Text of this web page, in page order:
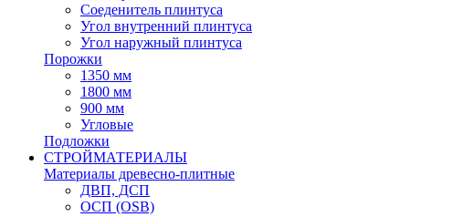
Соеденитель плинтуса
Угол внутренний плинтуса
Угол наружный плинтуса
Порожки
1350 мм
1800 мм
900 мм
Угловые
Подложки
СТРОЙМАТЕРИАЛЫ
Материалы древесно-плитные
ДВП, ДСП
ОСП (OSB)